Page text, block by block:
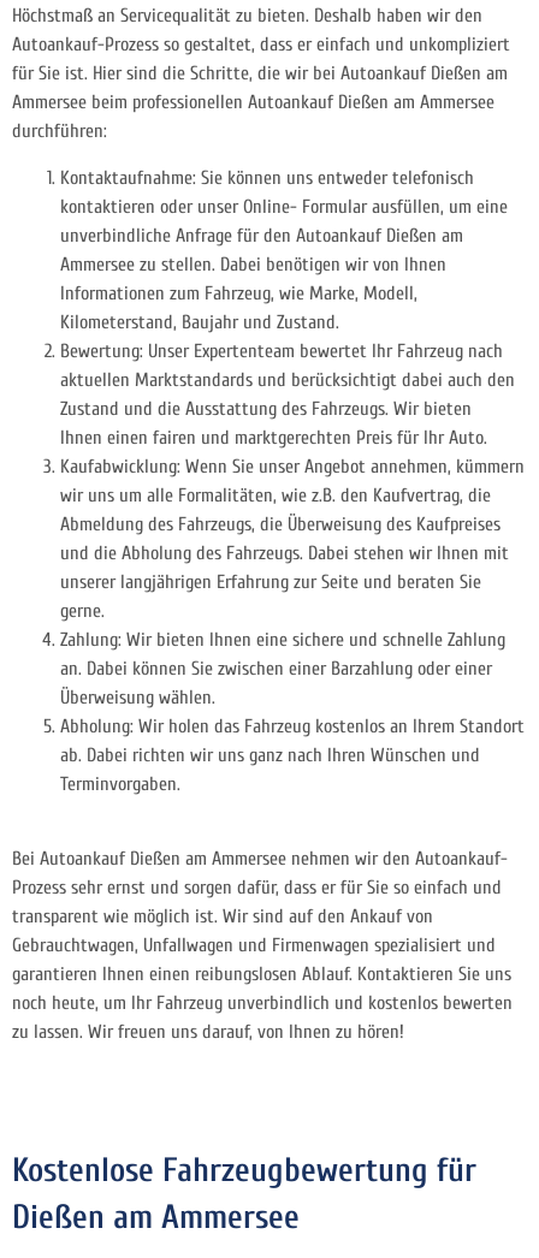
Höchstmaß an Servicequalität zu bieten. Deshalb haben wir den
Autoankauf-Prozess so gestaltet, dass er einfach und unkompliziert
für Sie ist. Hier sind die Schritte, die wir bei Autoankauf Dießen am
Ammersee beim professionellen Autoankauf Dießen am Ammersee
durchführen:
Kontaktaufnahme: Sie können uns entweder telefonisch
kontaktieren oder unser Online- Formular ausfüllen, um eine
unverbindliche Anfrage für den Autoankauf Dießen am
Ammersee zu stellen. Dabei benötigen wir von Ihnen
Informationen zum Fahrzeug, wie Marke, Modell,
Kilometerstand, Baujahr und Zustand.
Bewertung: Unser Expertenteam bewertet Ihr Fahrzeug nach
aktuellen Marktstandards und berücksichtigt dabei auch den
Zustand und die Ausstattung des Fahrzeugs. Wir bieten
Ihnen einen fairen und marktgerechten Preis für Ihr Auto.
Kaufabwicklung: Wenn Sie unser Angebot annehmen, kümmern
wir uns um alle Formalitäten, wie z.B. den Kaufvertrag, die
Abmeldung des Fahrzeugs, die Überweisung des Kaufpreises
und die Abholung des Fahrzeugs. Dabei stehen wir Ihnen mit
unserer langjährigen Erfahrung zur Seite und beraten Sie
gerne.
Zahlung: Wir bieten Ihnen eine sichere und schnelle Zahlung
an. Dabei können Sie zwischen einer Barzahlung oder einer
Überweisung wählen.
Abholung: Wir holen das Fahrzeug kostenlos an Ihrem Standort
ab. Dabei richten wir uns ganz nach Ihren Wünschen und
Terminvorgaben.
Bei Autoankauf Dießen am Ammersee nehmen wir den Autoankauf-
Prozess sehr ernst und sorgen dafür, dass er für Sie so einfach und
transparent wie möglich ist. Wir sind auf den Ankauf von
Gebrauchtwagen, Unfallwagen und Firmenwagen spezialisiert und
garantieren Ihnen einen reibungslosen Ablauf. Kontaktieren Sie uns
noch heute, um Ihr Fahrzeug unverbindlich und kostenlos bewerten
zu lassen. Wir freuen uns darauf, von Ihnen zu hören!
Kostenlose Fahrzeugbewertung für
Dießen am Ammersee